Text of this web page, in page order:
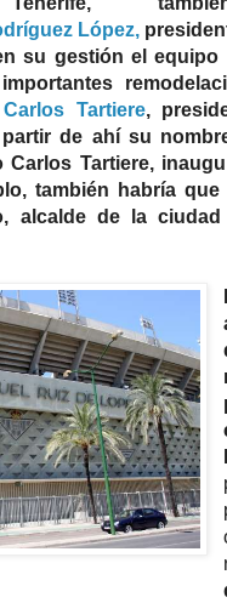
López,
su gestión el
Carlos Tartiere,
de ahí su
Tartiere,
también habría
alcalde de la